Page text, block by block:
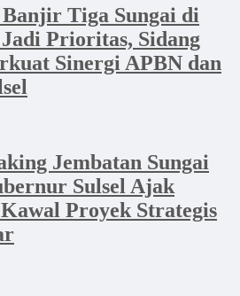
Banjir Tiga Sungai di
Prioritas, Sidang
Sinergi APBN dan
Jembatan Sungai
Sulsel Ajak
Proyek Strategis